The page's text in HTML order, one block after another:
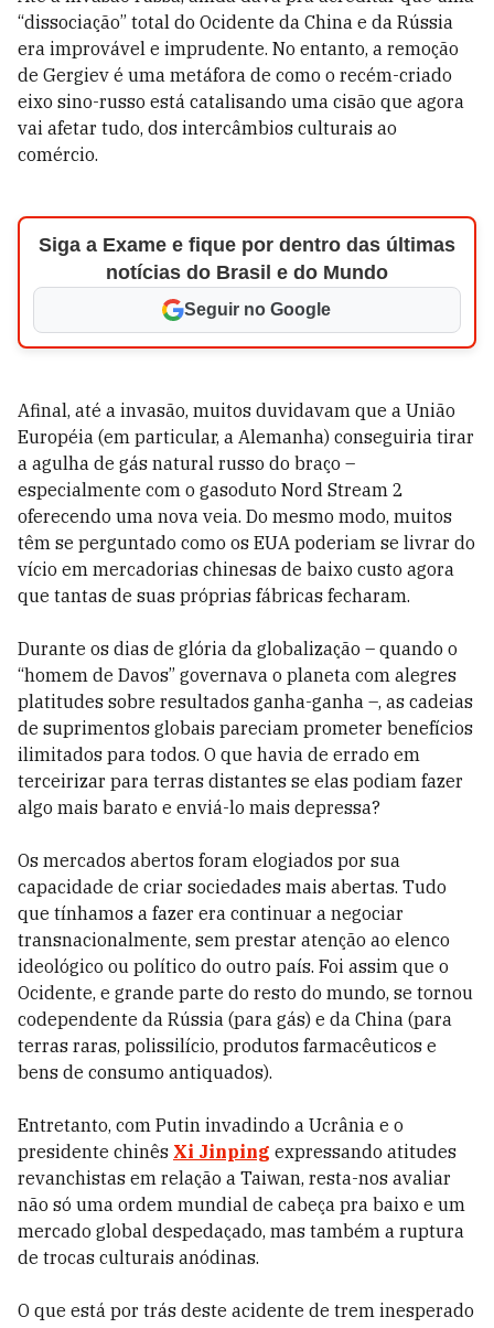
“dissociação” total do Ocidente da China e da Rússia
era improvável e imprudente. No entanto, a remoção
de Gergiev é uma metáfora de como o recém-criado
eixo sino-russo está catalisando uma cisão que agora
vai afetar tudo, dos intercâmbios culturais ao
comércio.
Siga a Exame e fique por dentro das últimas
notícias do Brasil e do Mundo
Seguir no Google
Afinal, até a invasão, muitos duvidavam que a União
Européia (em particular, a Alemanha) conseguiria tirar
a agulha de gás natural russo do braço –
especialmente com o gasoduto Nord Stream 2
oferecendo uma nova veia. Do mesmo modo, muitos
têm se perguntado como os EUA poderiam se livrar do
vício em mercadorias chinesas de baixo custo agora
que tantas de suas próprias fábricas fecharam.
Durante os dias de glória da globalização – quando o
“homem de Davos” governava o planeta com alegres
platitudes sobre resultados ganha-ganha –, as cadeias
de suprimentos globais pareciam prometer benefícios
ilimitados para todos. O que havia de errado em
terceirizar para terras distantes se elas podiam fazer
algo mais barato e enviá-lo mais depressa?
Os mercados abertos foram elogiados por sua
capacidade de criar sociedades mais abertas. Tudo
que tínhamos a fazer era continuar a negociar
transnacionalmente, sem prestar atenção ao elenco
ideológico ou político do outro país. Foi assim que o
Ocidente, e grande parte do resto do mundo, se tornou
codependente da Rússia (para gás) e da China (para
terras raras, polissilício, produtos farmacêuticos e
bens de consumo antiquados).
Entretanto, com Putin invadindo a Ucrânia e o
presidente chinês Xi Jinping expressando atitudes
revanchistas em relação a Taiwan, resta-nos avaliar
não só uma ordem mundial de cabeça pra baixo e um
mercado global despedaçado, mas também a ruptura
de trocas culturais anódinas.
O que está por trás deste acidente de trem inesperado